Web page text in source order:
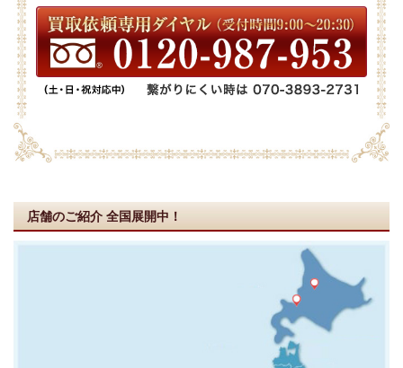
店舗のご紹介 全国展開中！